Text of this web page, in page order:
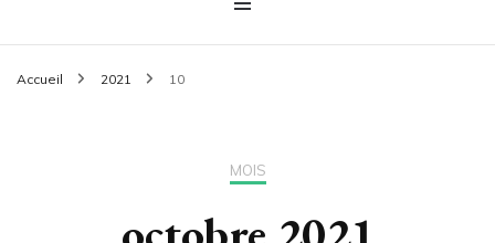
Accueil 2021 10
MOIS